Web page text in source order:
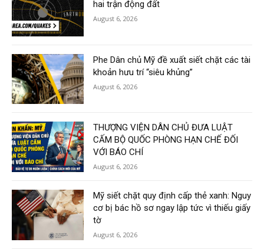
hai trận động đất
August 6, 2026
Phe Dân chủ Mỹ đề xuất siết chặt các tài
khoản hưu trí “siêu khủng”
August 6, 2026
THƯỢNG VIỆN DÂN CHỦ ĐƯA LUẬT
CẤM BỘ QUỐC PHÒNG HẠN CHẾ ĐỐI
VỚI BÁO CHÍ
August 6, 2026
Mỹ siết chặt quy định cấp thẻ xanh: Nguy
cơ bị bác hồ sơ ngay lập tức vì thiếu giấy
tờ
August 6, 2026